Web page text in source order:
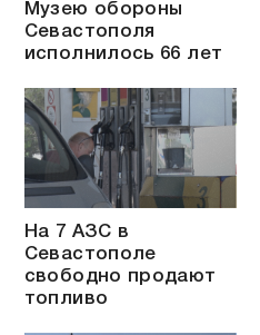
Музею обороны
Севастополя
исполнилось 66 лет
На 7 АЗС в
Севастополе
свободно продают
топливо